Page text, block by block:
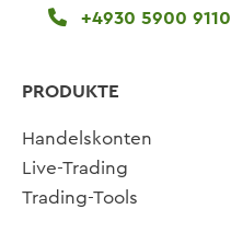
+4930 5900 9110
PRODUKTE
Handelskonten
Live-Trading
Trading-Tools